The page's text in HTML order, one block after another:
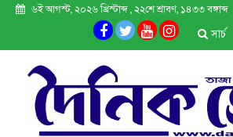
৬ই আগস্ট, ২০২৬ খ্রিস্টাব্দ , ২২শে শ্রাবণ, ১৪৩৩ বঙ্গাব্দ
সার্চ